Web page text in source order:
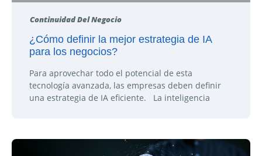
Continuidad Del Negocio
¿Cómo definir la mejor estrategia de IA
para los negocios?
Para aprovechar todo el potencial de esta
tecnología avanzada, las empresas deben definir
una estrategia de IA eficiente. La inteligencia